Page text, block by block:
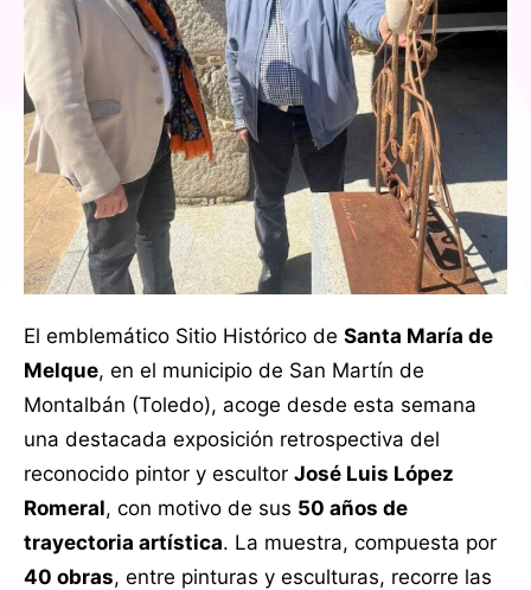
El emblemático Sitio Histórico de Santa María de
Melque, en el municipio de San Martín de
Montalbán (Toledo), acoge desde esta semana
una destacada exposición retrospectiva del
reconocido pintor y escultor José Luis López
Romeral, con motivo de sus 50 años de
trayectoria artística. La muestra, compuesta por
40 obras, entre pinturas y esculturas, recorre las